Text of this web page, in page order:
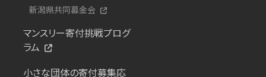
新潟県共同募金会
マンスリー寄付挑戦プログ
ラム
小さな団体の寄付募集応